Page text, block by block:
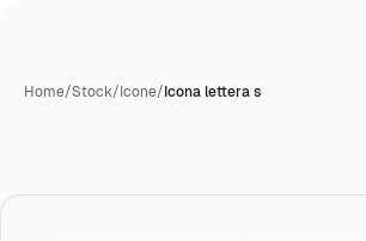
Home/Stock/Icone/Icona lettera s